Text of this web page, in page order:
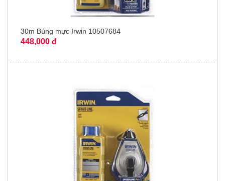
30m Búng mực Irwin 10507684
448,000 đ